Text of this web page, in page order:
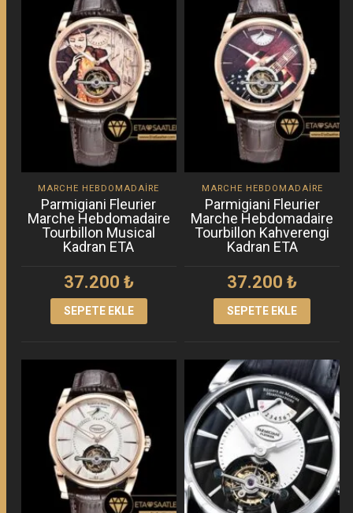
MARCHE HEBDOMADAIRE
Parmigiani Fleurier
Marche Hebdomadaire
Tourbillon Musical
Kadran ETA
37.200 ₺
SEPETE EKLE
MARCHE HEBDOMADAIRE
Parmigiani Fleurier
Marche Hebdomadaire
Tourbillon Kahverengi
Kadran ETA
37.200₺
SEPETE EKLE